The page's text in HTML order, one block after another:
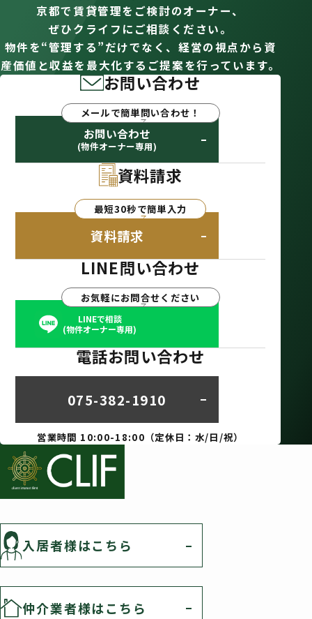
京都で賃貸管理をご検討のオーナー、
ぜひクライフにご相談ください。
物件を“管理する”だけでなく、経営の視点から資
産価値と収益を最大化するご提案を行っています。
お問い合わせ
メールで簡単問い合わせ！
お問い合わせ
(物件オーナー専用)
資料請求
最短30秒で簡単入力
資料請求
LINE問い合わせ
お気軽にお問合せください
LINEで相談
(物件オーナー専用)
電話お問い合わせ
075-382-1910
営業時間 10:00-18:00（定休日：水/日/祝）
入居者様はこちら
仲介業者様はこちら